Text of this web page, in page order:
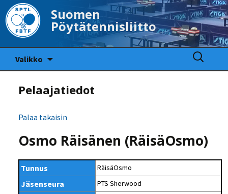
Suomen
Pöytätennisliitto
Valikko
Haku:
Pelaajatiedot
Palaa takaisin
Osmo Räisänen (RäisäOsmo)
Tunnus RäisäOsmo
Jäsenseura PTS Sherwood